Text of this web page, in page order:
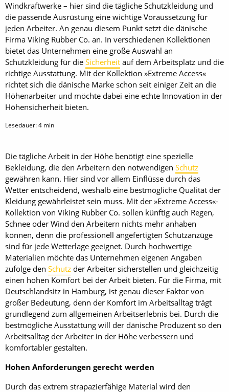
Windkraftwerke – hier sind die tägliche Schutzkleidung und
die passende Ausrüstung eine wichtige Voraussetzung für
jeden Arbeiter. An genau diesem Punkt setzt die dänische
Firma Viking Rubber Co. an. In verschiedenen Kollektionen
bietet das Unternehmen eine große Auswahl an
Schutzkleidung für die Sicherheit auf dem Arbeitsplatz und die
richtige Ausstattung. Mit der Kollektion »Extreme Access«
richtet sich die dänische Marke schon seit einiger Zeit an die
Höhenarbeiter und möchte dabei eine echte Innovation in der
Höhensicherheit bieten.
Lesedauer:4 min
Die tägliche Arbeit in der Höhe benötigt eine spezielle
Bekleidung, die den Arbeitern den notwendigen Schutz
gewähren kann. Hier sind vor allem Einflüsse durch das
Wetter entscheidend, weshalb eine bestmögliche Qualität der
Kleidung gewährleistet sein muss. Mit der »Extreme Access«-
Kollektion von Viking Rubber Co. sollen künftig auch Regen,
Schnee oder Wind den Arbeitern nichts mehr anhaben
können, denn die professionell angefertigten Schutzanzüge
sind für jede Wetterlage geeignet. Durch hochwertige
Materialien möchte das Unternehmen eigenen Angaben
zufolge den Schutz der Arbeiter sicherstellen und gleichzeitig
einen hohen Komfort bei der Arbeit bieten. Für die Firma, mit
Deutschlandsitz in Hamburg, ist genau dieser Faktor von
großer Bedeutung, denn der Komfort im Arbeitsalltag trägt
grundlegend zum allgemeinen Arbeitserlebnis bei. Durch die
bestmögliche Ausstattung will der dänische Produzent so den
Arbeitsalltag der Arbeiter in der Höhe verbessern und
komfortabler gestalten.
Hohen Anforderungen gerecht werden
Durch das extrem strapazierfähige Material wird den